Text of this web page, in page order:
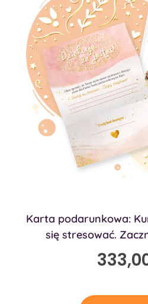
Karta podarunkowa:
się stresować.